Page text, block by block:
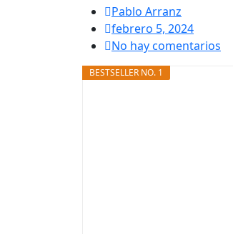
Pablo Arranz
febrero 5, 2024
No hay comentarios
BESTSELLER NO. 1